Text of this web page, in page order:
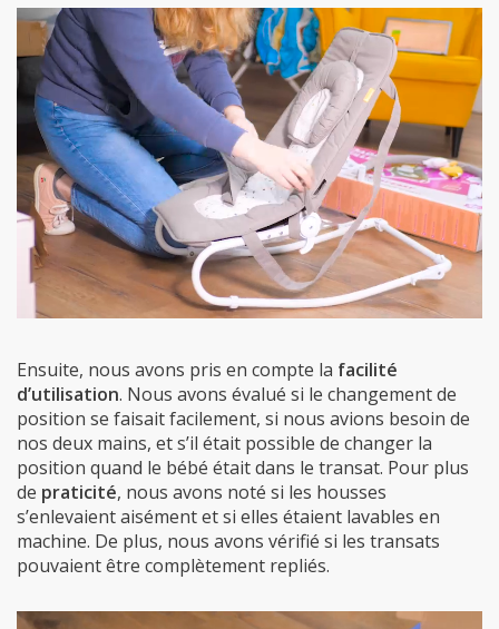
Ensuite, nous avons pris en compte la facilité
d’utilisation. Nous avons évalué si le changement de
position se faisait facilement, si nous avions besoin de
nos deux mains, et s’il était possible de changer la
position quand le bébé était dans le transat. Pour plus
de praticité, nous avons noté si les housses
s’enlevaient aisément et si elles étaient lavables en
machine. De plus, nous avons vérifié si les transats
pouvaient être complètement repliés.